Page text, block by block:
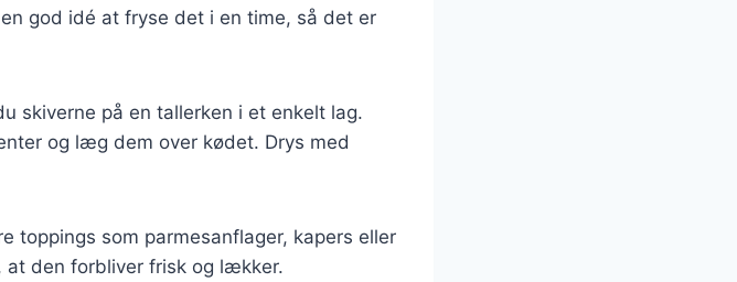
god idé at fryse det i en time, så det er
skiverne på en tallerken i et enkelt lag.
og læg dem over kødet. Drys med
toppings som parmesanflager, kapers eller
at den forbliver frisk og lækker.